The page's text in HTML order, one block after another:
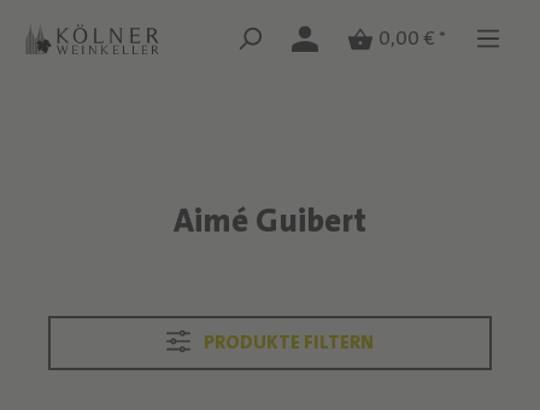
Zum Hauptinhalt springen
Zum Hauptinhalt springen
0,00 € *
Text überspringenAimé Guibert
PRODUKTE FILTERN